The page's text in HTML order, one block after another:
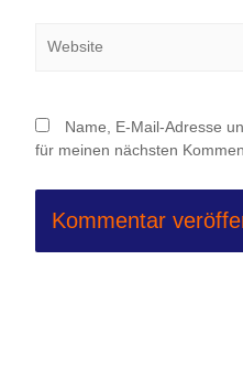
Name, E-Mail-Adresse
für meinen nächsten